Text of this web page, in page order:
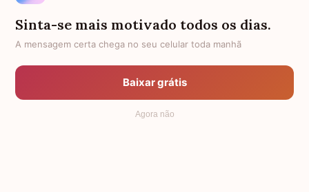
Frases de Reflexão
Frases Lindas
Sinta-se mais motivado todos os dias.
A mensagem certa chega no seu celular toda manhã
Baixar grátis
Agora não